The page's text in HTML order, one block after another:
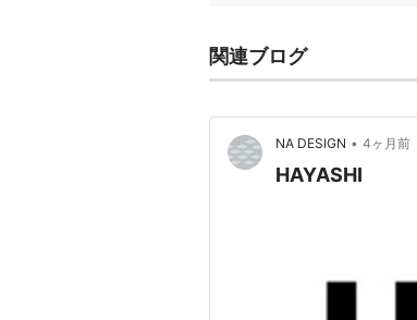
関連ブログ
NA DESIGN • 4ヶ月前
HAYASHI